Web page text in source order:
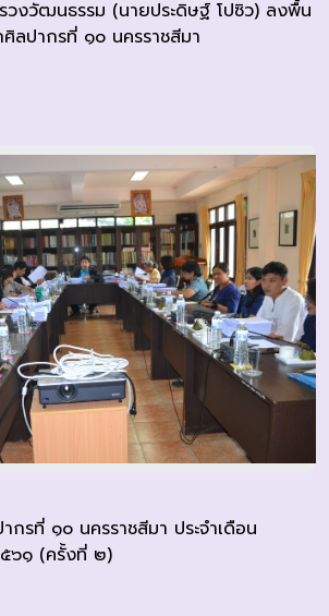
วงวัฒนธรรม (นายประดิษฐ์ โปซิว) ลงพื้น
ลปากรที่ ๑๐ นครราชสีมา
กรที่ ๑๐ นครราชสีมา ประจำเดือน
๖๑ (ครั้งที่ ๒)